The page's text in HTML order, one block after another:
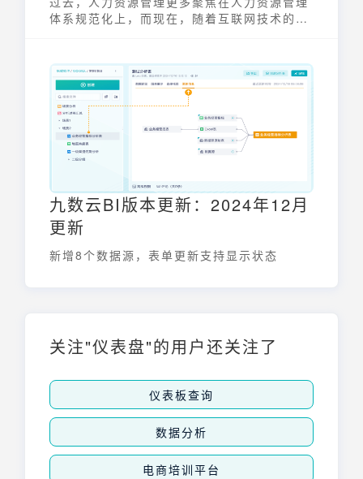
体系规范化上，而现在，随着互联网技术的广
力资源管理也发生了明显的变化。
九数云BI版本更新：2024年12月
更新
新增8个数据源，表单更新支持显示状态
关注"仪表盘"的用户还关注了
仪表板查询
数据分析
电商培训平台